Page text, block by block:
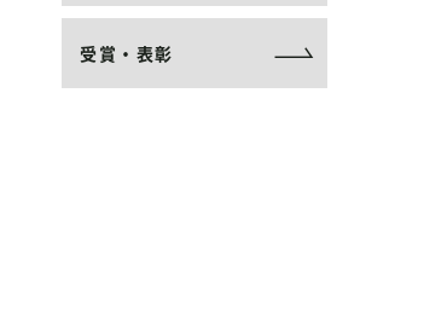
受賞・表彰